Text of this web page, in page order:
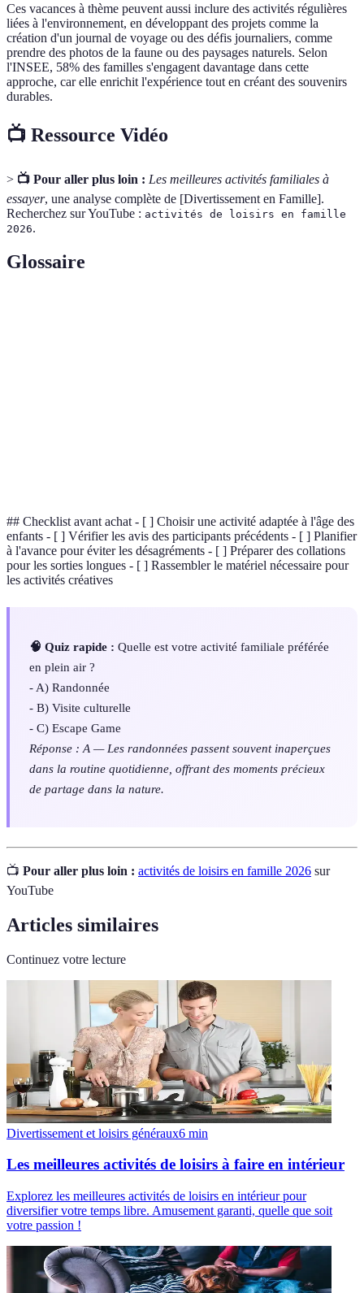
Ces vacances à thème peuvent aussi inclure des activités régulières
liées à l'environnement, en développant des projets comme la
création d'un journal de voyage ou des défis journaliers, comme
prendre des photos de la faune ou des paysages naturels. Selon
l'INSEE, 58% des familles s'engagent davantage dans cette
approche, car elle enrichit l'expérience tout en créant des souvenirs
durables.
📺 Ressource Vidéo
> 📺 Pour aller plus loin : Les meilleures activités familiales à
essayer, une analyse complète de [Divertissement en Famille].
Recherchez sur YouTube : activités de loisirs en famille
2026.
Glossaire
## Checklist avant achat - [ ] Choisir une activité adaptée à l'âge des
enfants - [ ] Vérifier les avis des participants précédents - [ ] Planifier
à l'avance pour éviter les désagréments - [ ] Préparer des collations
pour les sorties longues - [ ] Rassembler le matériel nécessaire pour
les activités créatives
🧠 Quiz rapide : Quelle est votre activité familiale préférée
en plein air ?
- A) Randonnée
- B) Visite culturelle
- C) Escape Game
Réponse : A — Les randonnées passent souvent inaperçues
dans la routine quotidienne, offrant des moments précieux
de partage dans la nature.
📺 Pour aller plus loin : activités de loisirs en famille 2026 sur
YouTube
Articles similaires
Continuez votre lecture
Divertissement et loisirs généraux6 min
Les meilleures activités de loisirs à faire en intérieur
Explorez les meilleures activités de loisirs en intérieur pour
diversifier votre temps libre. Amusement garanti, quelle que soit
votre passion !